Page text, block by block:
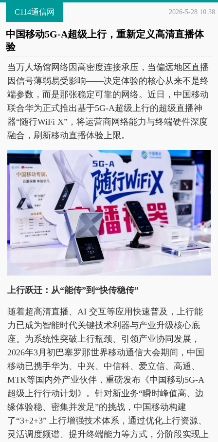
C114通信网 2026-5-28 10:38
中国移动5G-A超级上行，重新定义高清直播体
验
当万人场馆网络因高密度连接承压，当偏远地区直播
因信号薄弱易受影响——决定体验的核心从来不是终
端参数，而是那张稳定可靠的网络。近日，中国移动
联合华为正式推出基于5G-A超级上行的超级直播神
器“随行WiFi X”，将运营商网络能力与终端硬件深度
融合，刷新移动直播体验上限。
上行跃迁：从“能传”到“快传稳传”
随着超高清直播、AI 交互等应用快速普及，上行能
力已成为智能时代关键技术利器与产业升级核心底
座。为系统性突破上行瓶颈、引领产业协同发展，
2026年3月初巴塞罗那世界移动通信大会期间，中国
移动已携手华为、中兴、中信科、爱立信、高通、
MTK等国内外产业伙伴，重磅发布《中国移动5G-A
超级上行行动计划》。针对新业务“瞬时峰值高、边
缘体验稳、密集并发足”的挑战，中国移动构建
了“3+2+3” 上行增强技术体系，通过优化上行资源、
灵活调度频谱、提升终端能力等方式，分阶段实现上